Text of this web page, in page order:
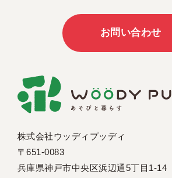
株式会社ウッディプッディ
〒651-0083
兵庫県神戸市中央区浜辺通5丁目1-14
お問い合わせ